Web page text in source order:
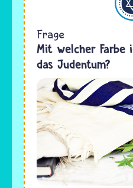
Frage
Mit welcher
das Judentum?